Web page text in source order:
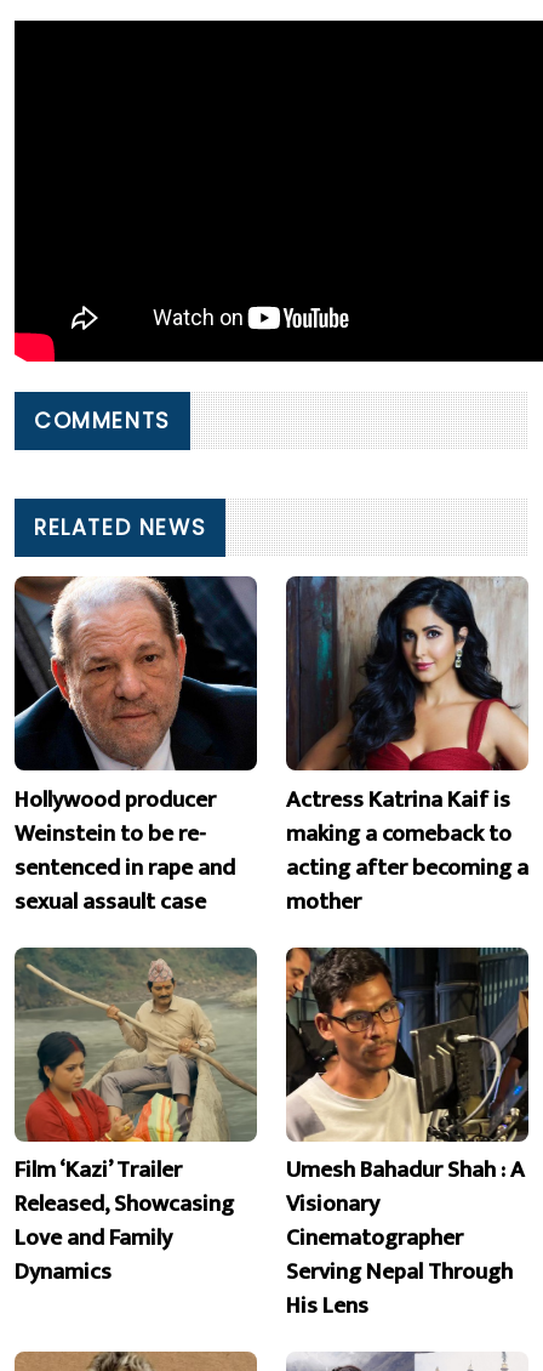
COMMENTS
RELATED NEWS
Hollywood producer
Weinstein to be re-
sentenced in rape and
sexual assault case
Actress Katrina Kaif is
making a comeback to
acting after becoming a
mother
Film ‘Kazi’ Trailer
Released, Showcasing
Love and Family
Dynamics
Umesh Bahadur Shah : A
Visionary
Cinematographer
Serving Nepal Through
His Lens